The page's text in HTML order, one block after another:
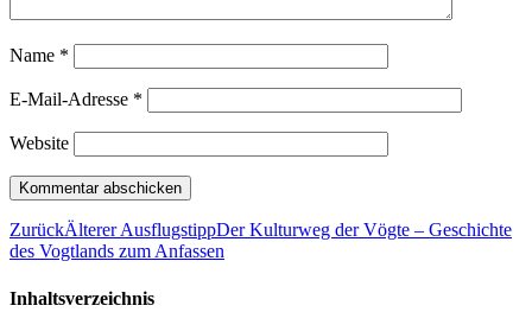
Name *
E-Mail-Adresse *
Website
ZurückÄlterer AusflugstippDer Kulturweg der Vögte – Geschichte
des Vogtlands zum Anfassen
Inhaltsverzeichnis